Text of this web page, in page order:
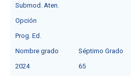
Submod. Aten.
Opción
Prog. Ed.
Nombre grado
Séptimo Grado
2024
65